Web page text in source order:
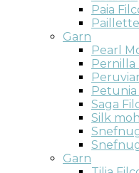
Paia
Garn
Pearl
Pernilla
Petunia
Saga
Silk
Garn